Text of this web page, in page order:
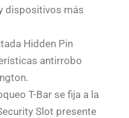
dispositivos más
Hidden Pin
antirrobo
T-Bar se fija a la
Slot presente